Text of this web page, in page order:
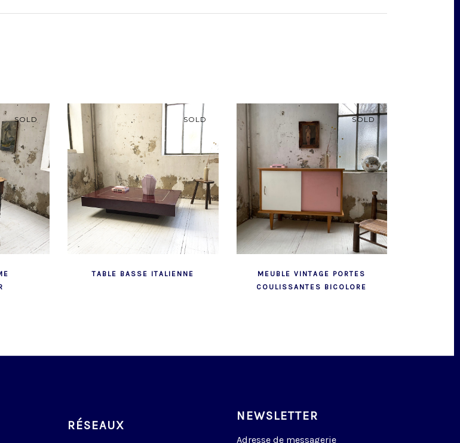
SOLD SOLD
TABLE BASSE ITALIENNE
SOLD
MEUBLE VINTAGE PORTES
COULISSANTES BICOLORE
RÉSEAUX
NEWSLETTER
Adresse de messagerie